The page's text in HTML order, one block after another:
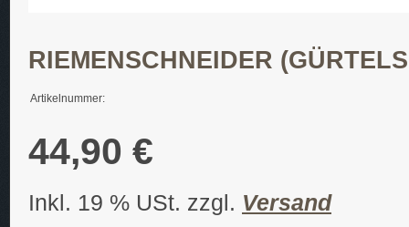
RIEMENSCHNEIDER
Artikelnummer:
44,90 €
Inkl. 19 % USt. zzgl. Versand